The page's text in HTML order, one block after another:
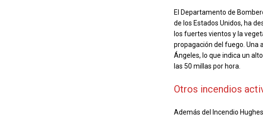
El Departamento de
de los Estados Unidos, ha
los fuertes vientos y la
propagación del fuego. Una
Ángeles, lo que indica un
las 50 millas por hora.
Otros incendios
Además del Incendio